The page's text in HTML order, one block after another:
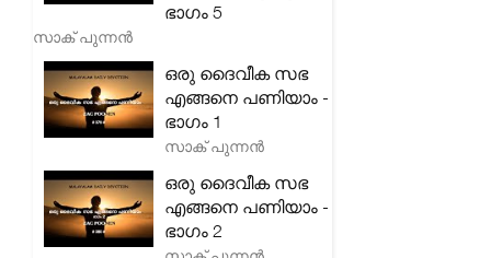
ഭാഗം 5
സാക് പുന്നൻ
ഒരു ദൈവീക സഭ
എങ്ങനെ പണിയാം -
ഭാഗം 1
സാക് പുന്നൻ
ഒരു ദൈവീക സഭ
എങ്ങനെ പണിയാം -
ഭാഗം 2